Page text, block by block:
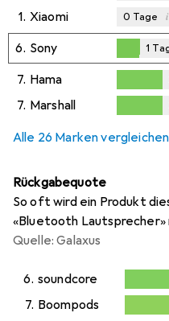
1. Xiaomi 0 Tage i
6. Sony
1Tag
1
7. Hama
2Tage
7. Marshall
Alle 26 Marken vergleichen
Rückgabequote
So oft wird ein Produkt
«Bluetooth
Quelle: Galaxus
6. soundcore
7. Boompods